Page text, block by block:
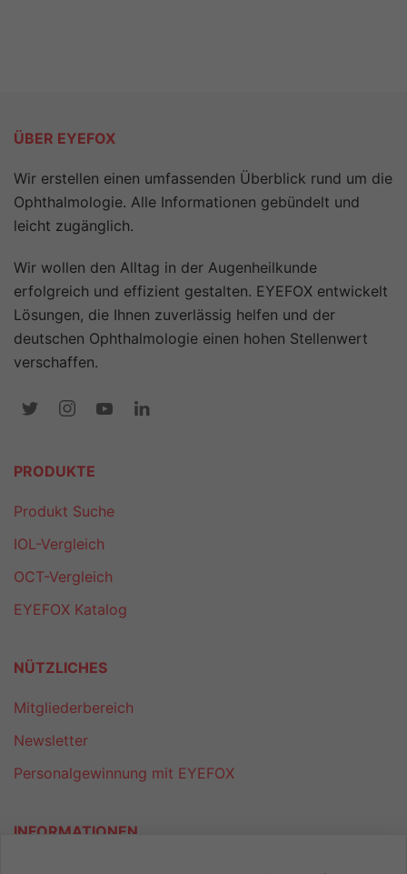
ÜBER EYEFOX
Wir erstellen einen umfassenden Überblick rund um die
Ophthalmologie. Alle Informationen gebündelt und
leicht zugänglich.
Wir wollen den Alltag in der Augenheilkunde
erfolgreich und effizient gestalten. EYEFOX entwickelt
Lösungen, die Ihnen zuverlässig helfen und der
deutschen Ophthalmologie einen hohen Stellenwert
verschaffen.
PRODUKTE
Produkt Suche
IOL-Vergleich
OCT-Vergleich
EYEFOX Katalog
NÜTZLICHES
Mitgliederbereich
Newsletter
Personalgewinnung mit EYEFOX
INFORMATIONEN